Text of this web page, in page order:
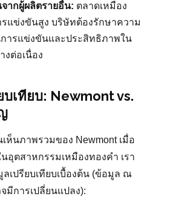
ากผู้ผลิตรายอื่น: ตลาดเหมือง
แข่งขันสูง บริษัทต้องรักษาความ
ารแข่งขันและประสิทธิภาพใน
งต่อเนื่อง
บเทียบ: Newmont vs.
ห็นภาพรวมของ Newmont เมื่อ
อุตสาหกรรมเหมืองทองคำ เรา
เปรียบเทียบเบื้องต้น (ข้อมูล ณ
มีการเปลี่ยนแปลง):